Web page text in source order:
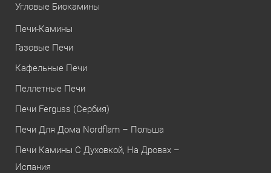
Угловые Биокамины
Печи-Камины
Газовые Печи
Кафельные Печи
Пеллетные Печи
Печи Ferguss (Сербия)
Печи Для Дома Nordflam – Польша
Печи Камины С Духовкой, На Дровах –
Испания